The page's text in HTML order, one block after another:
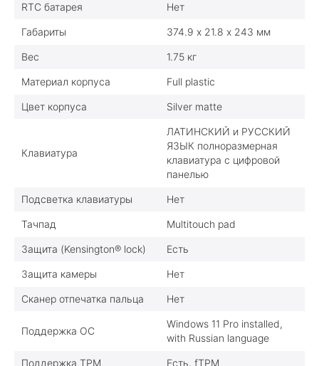
RTC батарея Нет
Габариты 374.9 х 21.8 х 243 мм
Вес 1.75 кг
Материал корпуса Full plastic
Цвет корпуса Silver matte
Клавиатура
ЛАТИНСКИЙ и РУССКИЙ
ЯЗЫК полноразмерная
клавиатура с цифровой
панелью
Подсветка клавиатуры Нет
Тачпад Multitouch pad
Защита (Kensington® lock) Есть
Защита камеры Нет
Сканер отпечатка пальца Нет
Поддержка ОС
Windows 11 Pro installed,
with Russian language
Поддержка TPM Есть, fTPM